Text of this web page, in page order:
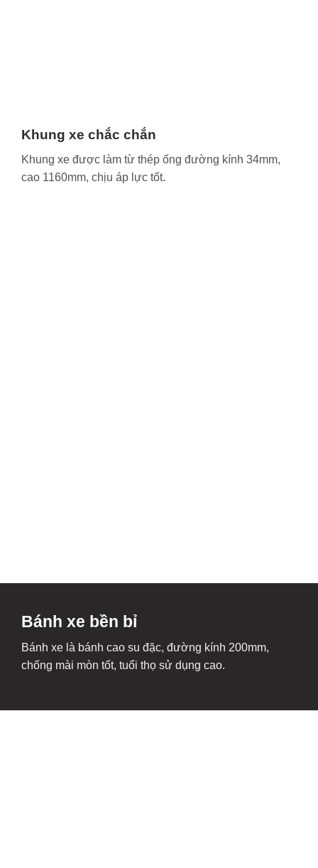
Khung xe chắc chắn
Khung xe được làm từ thép ống đường kính 34mm,
cao 1160mm, chịu áp lực tốt.
Bánh xe bền bỉ
Bánh xe là bánh cao su đặc, đường kính 200mm,
chống mài mòn tốt, tuổi thọ sử dụng cao.